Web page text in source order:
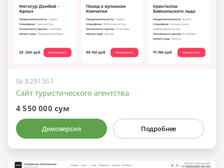
№ 8291361
Сайт туристического агентства
4 550 000 сум
Демоверсия Подробнее